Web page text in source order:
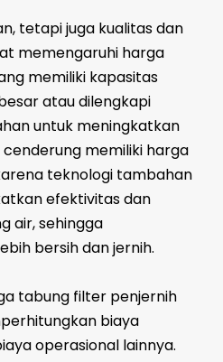
tetapi juga kualitas dan
memengaruhi harga
memiliki kapasitas
atau dilengkapi
untuk meningkatkan
memiliki harga
teknologi tambahan
efektivitas dan
air, sehingga
bersih dan jernih.
tabung filter penjernih
biaya
operasional lainnya.